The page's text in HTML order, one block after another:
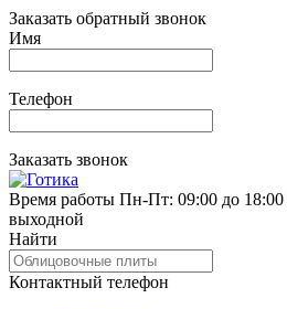
Заказать обратный звонок
Имя
Телефон
Заказать звонок
Время работы Пн-Пт: 09:00 до 18:00
выходной
Найти
Контактный телефон